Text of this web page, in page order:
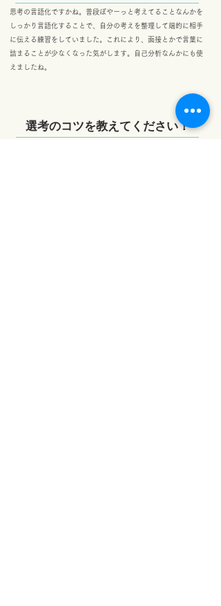
思考の言語化ですかね。普段ぼやーっと考えてることなんかを
しっかり言語化することで、自分の考えを整理して端的に相手
に伝える練習をしていました。これにより、面接とかで言葉に
詰まることが少なくなった気がします。自己分析なんかにも使
えましたね。
選考のコツを教えてください！